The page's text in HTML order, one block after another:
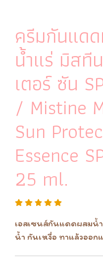
ครีมกันแด
น้ำแร่ มิสที
เตอร์ ซัน
/ Mistine
Sun
Essence
25 ml.
เอสเซนส์กันแดดผสมน้
น้ำ กันเหงื่อ ทาแล้วออก